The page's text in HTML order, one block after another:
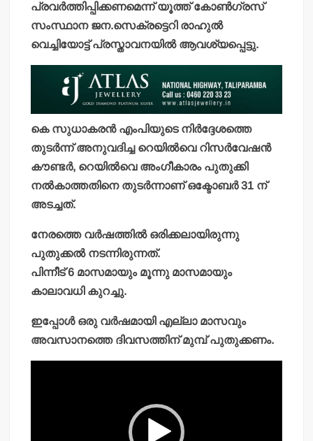
പ്രവര്‍ത്തിപ്പിക്കണമെന്ന് യൂത്ത് കോണ്‍ഗ്രസ്
സംസ്ഥാന ജന.സെക്രട്ടെറി രാഹുല്‍
വെച്ചിയോട്ട് പ്രസ്താവനയില്‍ ആവശ്യപ്പെട്ടു.
കെ സുധാകരന്‍ എംപിയുടെ നിര്‍ദ്ദേശത്തെ
തുടര്‍ന്ന് അനുവദിച്ച റെയില്‍വെ റിസര്‍വേഷന്‍
കൗണ്ടര്‍, റെയില്‍വെ അംഗീകാരം പുതുക്കി
നല്‍കാത്തതിനെ തുടര്‍ന്നാണ് ഒക്ടോബര്‍ 31 ന്
അടച്ചത്.
നേരത്തെ വര്‍ഷത്തില്‍ ഒരിക്കലായിരുന്നു
പുതുക്കല്‍ നടന്നിരുന്നത്.
പിന്നീട് 6 മാസമായും മൂന്നു മാസമായും
കാലാവധി കുറച്ചു.
ഇപ്പോള്‍ ഒരു വര്‍ഷമായി എല്ലാ മാസവും
അവസാനത്തെ ദിവസത്തിന് മുമ്പ് പുതുക്കണം.